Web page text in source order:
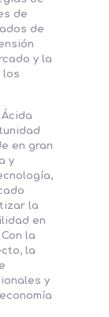
de
de
y la
los
en gran
y
la
en
la
la
y